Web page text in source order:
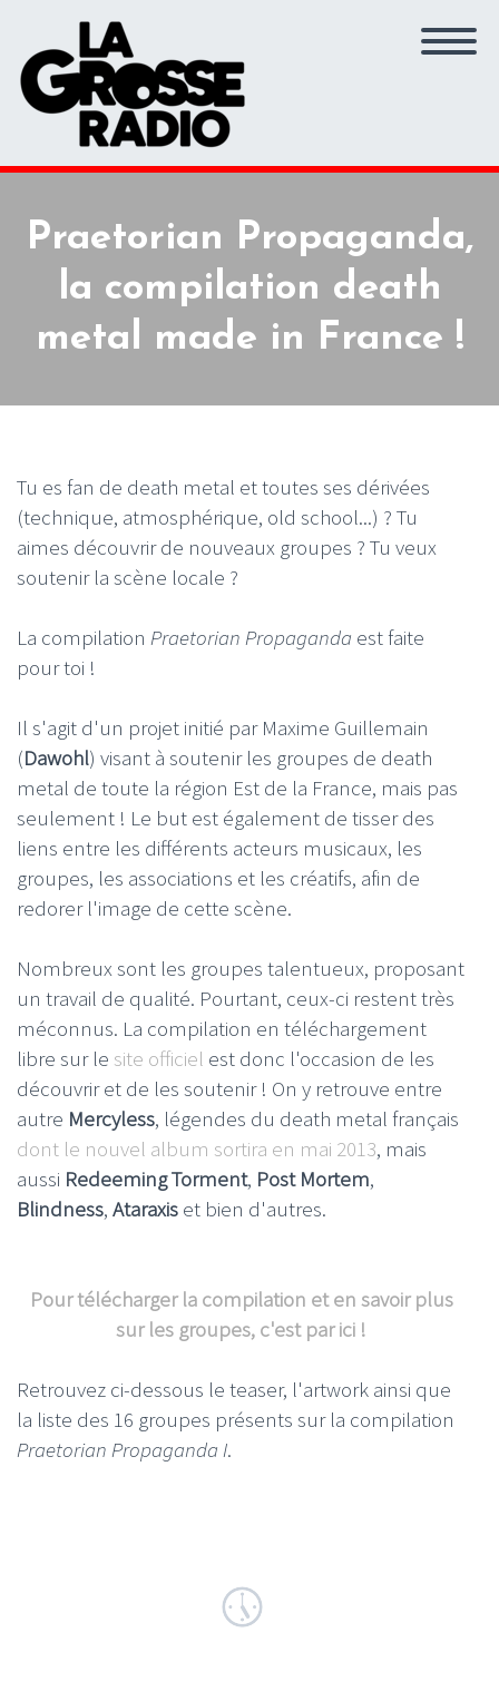
Praetorian Propaganda,
la compilation death
metal made in France !
Tu es fan de death metal et toutes ses dérivées
(technique, atmosphérique, old school...) ? Tu
aimes découvrir de nouveaux groupes ? Tu veux
soutenir la scène locale ?
La compilation Praetorian Propaganda est faite
pour toi !
Il s'agit d'un projet initié par Maxime Guillemain
(Dawohl) visant à soutenir les groupes de death
metal de toute la région Est de la France, mais pas
seulement ! Le but est également de tisser des
liens entre les différents acteurs musicaux, les
groupes, les associations et les créatifs, afin de
redorer l'image de cette scène.
Nombreux sont les groupes talentueux, proposant
un travail de qualité. Pourtant, ceux-ci restent très
méconnus. La compilation en téléchargement
libre sur le site officiel est donc l'occasion de les
découvrir et de les soutenir ! On y retrouve entre
autre Mercyless, légendes du death metal français
dont le nouvel album sortira en mai 2013, mais
aussi Redeeming Torment, Post Mortem,
Blindness, Ataraxis et bien d'autres.
Pour télécharger la compilation et en savoir plus
sur les groupes, c'est par ici !
Retrouvez ci-dessous le teaser, l'artwork ainsi que
la liste des 16 groupes présents sur la compilation
Praetorian Propaganda I.